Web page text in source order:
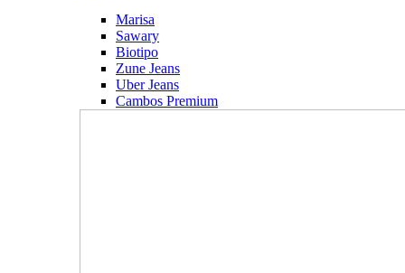
Marisa
Sawary
Biotipo
Zune Jeans
Uber Jeans
Cambos Premium